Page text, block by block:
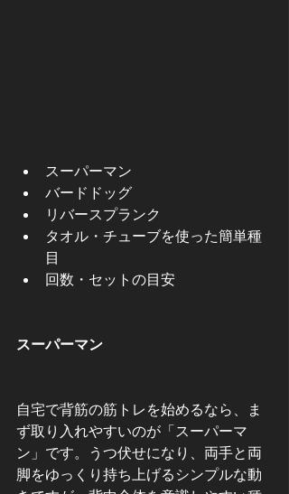
スーパーマン
バードドッグ
リバースプランク
タオル・チューブを使った簡単種
目
回数・セットの目安
スーパーマン
自宅で背筋の筋トレを始めるなら、ま
ず取り入れやすいのが「スーパーマ
ン」です。うつ伏せになり、両手と両
脚をゆっくり持ち上げるシンプルな動